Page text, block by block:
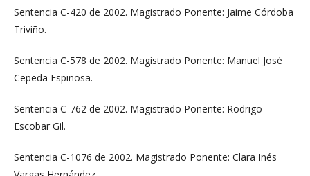
Sentencia C-420 de 2002. Magistrado Ponente: Jaime Córdoba
Triviño.
Sentencia C-578 de 2002. Magistrado Ponente: Manuel José
Cepeda Espinosa.
Sentencia C-762 de 2002. Magistrado Ponente: Rodrigo
Escobar Gil.
Sentencia C-1076 de 2002. Magistrado Ponente: Clara Inés